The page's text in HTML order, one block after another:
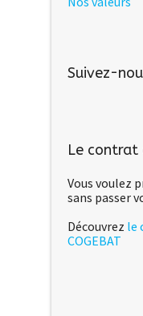
Suivez-
Le contrat
Vous voulez
sans passer
Découvrez le
COGEBAT